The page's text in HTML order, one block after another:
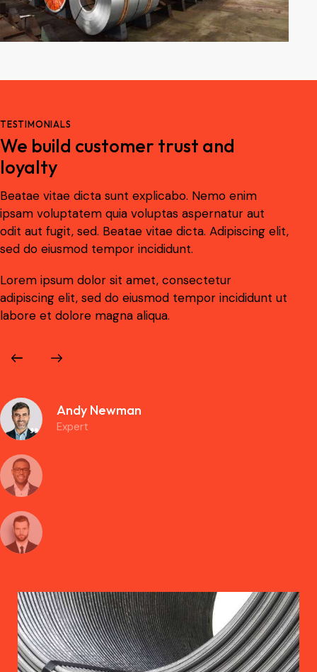
TESTIMONIALS
We build customer trust and
loyalty
Beatae vitae dicta sunt explicabo. Nemo enim
ipsam voluptatem quia voluptas aspernatur aut
odit aut fugit, sed. Beatae vitae dicta. Adipiscing elit,
sed do eiusmod tempor incididunt.
Lorem ipsum dolor sit amet, consectetur
adipiscing elit, sed do eiusmod tempor incididunt ut
labore et dolore magna aliqua.
Andy Newman
Expert